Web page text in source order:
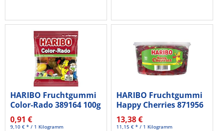
HARIBO Fruchtgummi
Color-Rado 389164 100g
0,91 €
9,10 € * / 1 Kilogramm
HARIBO Fruchtgummi
Happy Cherries 871956
150...
13,38 €
11,15 € * / 1 Kilogramm